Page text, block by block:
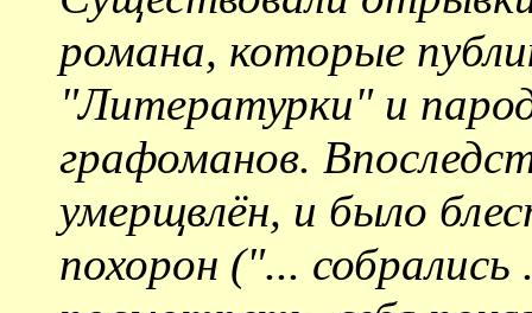
романа, которые
"Литературки" и
графоманов.
умерщвлён, и было
похорон ("... собрались